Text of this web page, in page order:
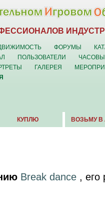
ФОРУМЫ
ПОЛЬЗОВАТЕЛИ
ГАЛЕРЕЯ
КУПЛЮ ВОЗЬМУ В
Break dance , его